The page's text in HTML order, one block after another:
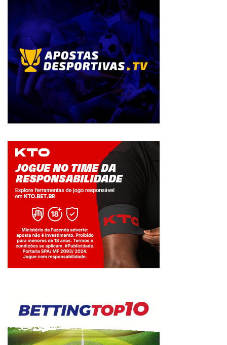
Jogue com responsabilidade. 18+